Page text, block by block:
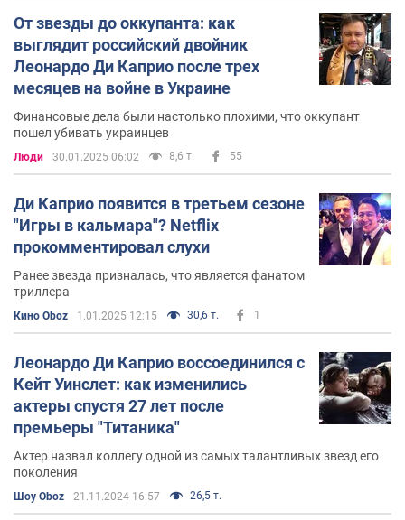
От звезды до оккупанта: как
выглядит российский двойник
Леонардо Ди Каприо после трех
месяцев на войне в Украине
Финансовые дела были настолько плохими, что оккупант
пошел убивать украинцев
Люди 30.01.2025 06:02 8,6 т. 55
Ди Каприо появится в третьем сезоне
"Игры в кальмара"? Netflix
прокомментировал слухи
Ранее звезда призналась, что является фанатом
триллера
Кино Oboz 1.01.2025 12:15 30,6 т. 1
Леонардо Ди Каприо воссоединился с
Кейт Уинслет: как изменились
актеры спустя 27 лет после
премьеры "Титаника"
Актер назвал коллегу одной из самых талантливых звезд его
поколения
Шоу Oboz 21.11.2024 16:57 26,5 т.